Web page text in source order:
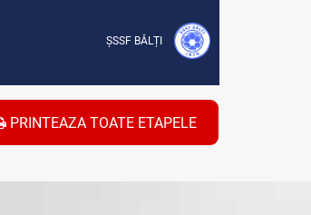
ȘSSF BĂLȚI
PRINTEAZA TOATE ETAPELE